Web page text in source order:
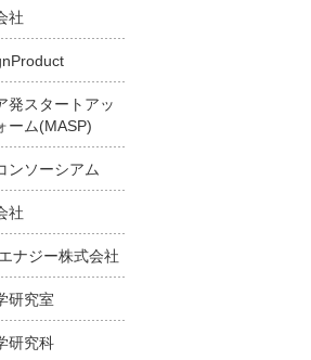
社
発スタートアッ
ーム(MASP)
ンソーシアム
社
ナジー株式会社
研究室
研究科